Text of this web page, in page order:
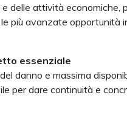
delle attività economiche,
più avanzate opportunità
essenziale
danno e massima
per dare continuità e